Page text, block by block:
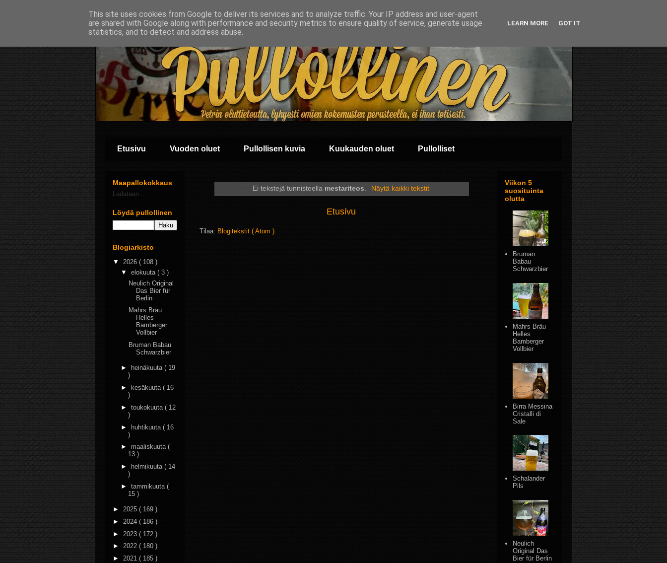
Etusivu Vuoden oluet Pullollisen kuvia Kuukauden oluet Pullolliset
Ei tekstejä tunnisteella mestariteos. Näytä kaikki tekstit
Etusivu
Tilaa: Blogitekstit ( Atom )
Maapallokokkaus
Ladataan...
Löydä pullollinen
Blogiarkisto
▼ 2026 ( 108 )
▼ elokuuta ( 3 )
Neulich Original
Das Bier für
Berlin
Mahrs Bräu
Helles
Bamberger
Vollbier
Bruman Babau
Schwarzbier
► heinäkuuta ( 19
)
►
kesäkuuta ( 16
)
► toukokuuta ( 12
)
► huhtikuuta ( 16
)
► maaliskuuta (
13 )
►
helmikuuta ( 14
)
► tammikuuta (
15 )
► 2025 ( 169 )
► 2024 ( 186 )
► 2023 ( 172 )
► 2022 ( 180 )
► 2021 ( 185 )
Viikon 5
suosituinta
olutta
Bruman
Babau
Schwarzbier
Mahrs Bräu
Helles
Bamberger
Vollbier
Birra Messina
Cristalli di
Sale
Schalander
Pils
Neulich
Original Das
Bier für Berlin
This site uses cookies from Google to deliver its services and to analyze traffic. Your IP address and user-agent
are shared with Google along with performance and security metrics to ensure quality of service, generate usage
statistics, and to detect and address abuse.
LEARN MORE GOT IT